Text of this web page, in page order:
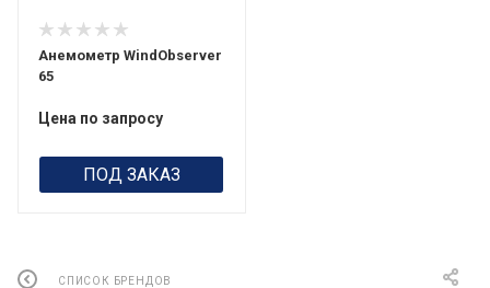
Анемометр WindObserver
65
Цена по запросу
ПОД ЗАКАЗ
СПИСОК БРЕНДОВ